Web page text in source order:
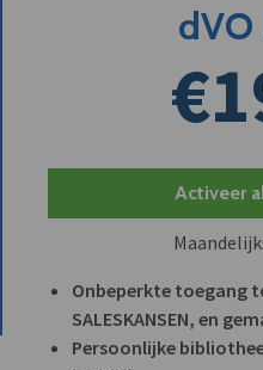
dVO
Activeer
Onbeperkte toegang
SALESKANSEN, en
Persoonlijke